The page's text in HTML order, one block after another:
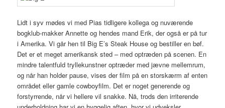
Lidt i syv mødes vi med Pias tidligere kollega og nuværende
bogklub-makker Annette og hendes mand Erik, der også er på tur
i Amerika. Vi går hen til Big E’s Steak House og bestiller en bøf.
Det er et meget amerikansk sted – med optræden på scenen. En
mindre talentfuld tryllekunstner optræder med jævne mellemrum,
og når han holder pause, vises der film på en storskærm af enten
området eller gamle cowboyfilm. Det er noget generende og
forstyrrende, når vi hellere vil snakke. Nå, trods den irriterende